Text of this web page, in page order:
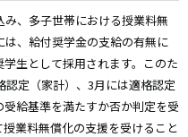
、多子世帯における授業料無
、給付奨学金の支給の有無に
生として採用されます。このた
定（家計）、3月には適格認定
受給基準を満たすか否か判定を受
業料無償化の支援を受けること